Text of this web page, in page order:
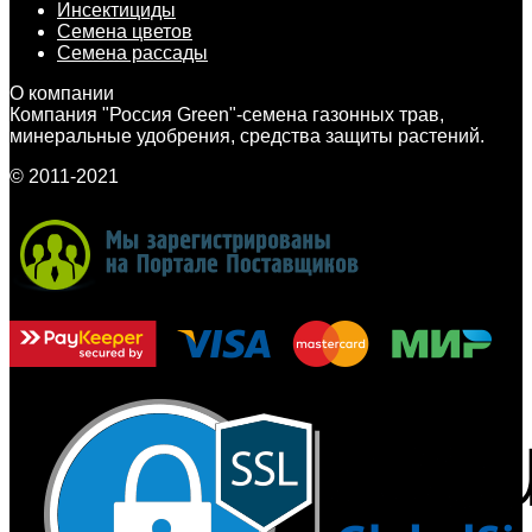
Инсектициды
Семена цветов
Семена рассады
О компании
Компания "Россия Green"-семена газонных трав,
минеральные удобрения, средства защиты растений.
© 2011-2021